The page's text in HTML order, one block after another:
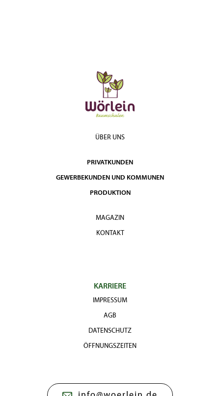
ÜBER UNS
PRIVATKUNDEN
GEWERBEKUNDEN UND KOMMUNEN
PRODUKTION
MAGAZIN
KONTAKT
KARRIERE
IMPRESSUM
AGB
DATENSCHUTZ
ÖFFNUNGSZEITEN